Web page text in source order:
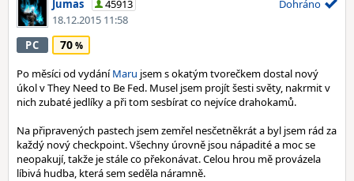
Jumas
45913
18.12.2015 11:58
Dohráno
PC 70
Po měsíci od vydáníMaru jsem s okatým tvorečkem dostal nový
úkol v They Need to Be Fed. Musel jsem projít šesti světy, nakrmit v
nich zubaté jedlíky a při tom sesbírat co nejvíce drahokamů.
Na připravených pastech jsem zemřel nesčetněkrát a byl jsem rád za
každý nový checkpoint. Všechny úrovně jsou nápadité a moc se
neopakují, takže je stále co překonávat. Celou hrou mě provázela
líbivá hudba, která sem seděla náramně.